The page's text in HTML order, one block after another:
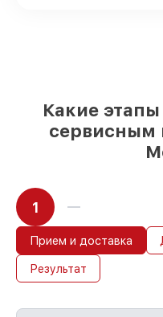
Какие
сервисным
1
Прием и доставка
Результат